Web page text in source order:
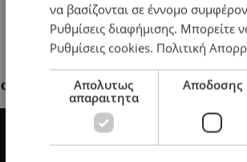
αυστηροί κανόνες για big tech
να βασίζονται σε έννομο συμφέρον
Ρυθμίσεις διαφήμισης. Μπορείτε
Ρυθμίσεις cookies. Πολιτική
Απολυτως
απαραιτητα
Αποδοσης